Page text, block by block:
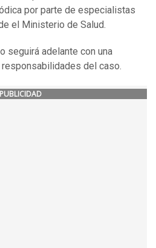
por parte de especialistas
el Ministerio de Salud.
seguirá adelante con una
del caso.
PUBLICIDAD